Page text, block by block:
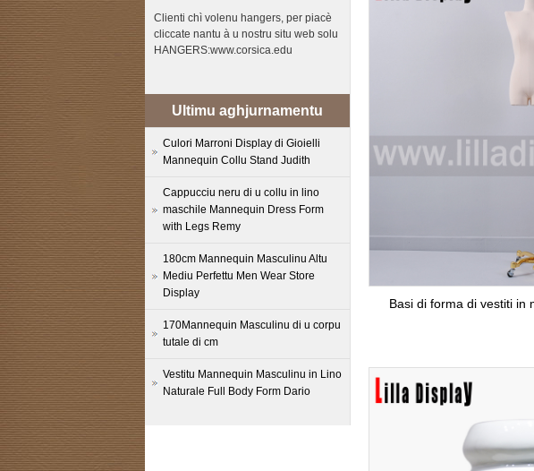
Basi di forma di vestiti in
Clienti chì volenu hangers, per piacè
cliccate nantu à u nostru situ web solu
HANGERS:www.corsica.edu
Ultimu aghjurnamentu
Culori Marroni Display di Gioielli
Mannequin Collu Stand Judith
Cappucciu neru di u collu in lino
maschile Mannequin Dress Form
with Legs Remy
180cm Mannequin Masculinu Altu
Mediu Perfettu Men Wear Store
Display
170Mannequin Masculinu di u corpu
tutale di cm
Vestitu Mannequin Masculinu in Lino
Naturale Full Body Form Dario